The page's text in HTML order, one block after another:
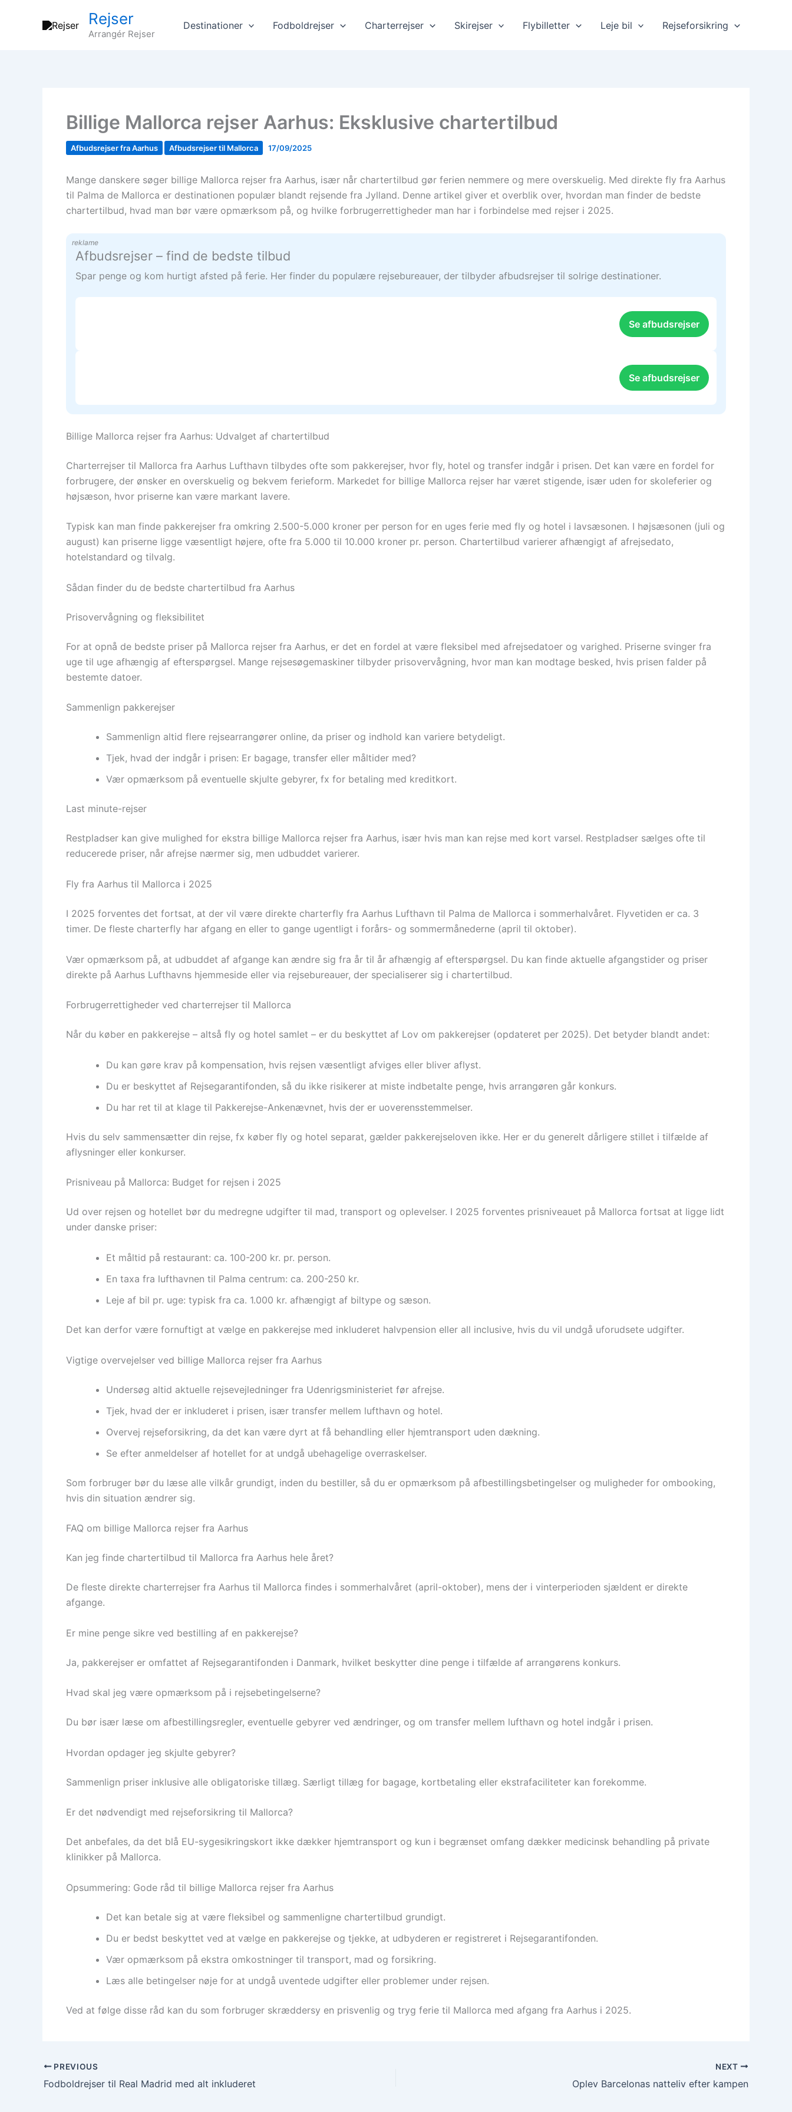
Rejser
Arrangér Rejser
Destinationer Fodboldrejser Charterrejser Skirejser Flybilletter Leje bil Rejseforsikring
Billige Mallorca rejser Aarhus: Eksklusive chartertilbud
Afbudsrejser fra Aarhus Afbudsrejser til Mallorca 17/09/2025
Mange danskere søger billige Mallorca rejser fra Aarhus, især når chartertilbud gør ferien nemmere og mere overskuelig. Med direkte fly fra Aarhus
til Palma de Mallorca er destinationen populær blandt rejsende fra Jylland. Denne artikel giver et overblik over, hvordan man finder de bedste
chartertilbud, hvad man bør være opmærksom på, og hvilke forbrugerrettigheder man har i forbindelse med rejser i 2025.
reklame
Afbudsrejser – find de bedste tilbud
Spar penge og kom hurtigt afsted på ferie. Her finder du populære rejsebureauer, der tilbyder afbudsrejser til solrige destinationer.
Se afbudsrejser
Se afbudsrejser
Billige Mallorca rejser fra Aarhus: Udvalget af chartertilbud
Charterrejser til Mallorca fra Aarhus Lufthavn tilbydes ofte som pakkerejser, hvor fly, hotel og transfer indgår i prisen. Det kan være en fordel for
forbrugere, der ønsker en overskuelig og bekvem ferieform. Markedet for billige Mallorca rejser har været stigende, især uden for skoleferier og
højsæson, hvor priserne kan være markant lavere.
Typisk kan man finde pakkerejser fra omkring 2.500-5.000 kroner per person for en uges ferie med fly og hotel i lavsæsonen. I højsæsonen (juli og
august) kan priserne ligge væsentligt højere, ofte fra 5.000 til 10.000 kroner pr. person. Chartertilbud varierer afhængigt af afrejsedato,
hotelstandard og tilvalg.
Sådan finder du de bedste chartertilbud fra Aarhus
Prisovervågning og fleksibilitet
For at opnå de bedste priser på Mallorca rejser fra Aarhus, er det en fordel at være fleksibel med afrejsedatoer og varighed. Priserne svinger fra
uge til uge afhængig af efterspørgsel. Mange rejsesøgemaskiner tilbyder prisovervågning, hvor man kan modtage besked, hvis prisen falder på
bestemte datoer.
Sammenlign pakkerejser
Sammenlign altid flere rejsearrangører online, da priser og indhold kan variere betydeligt.
Tjek, hvad der indgår i prisen: Er bagage, transfer eller måltider med?
Vær opmærksom på eventuelle skjulte gebyrer, fx for betaling med kreditkort.
Last minute-rejser
Restpladser kan give mulighed for ekstra billige Mallorca rejser fra Aarhus, især hvis man kan rejse med kort varsel. Restpladser sælges ofte til
reducerede priser, når afrejse nærmer sig, men udbuddet varierer.
Fly fra Aarhus til Mallorca i 2025
I 2025 forventes det fortsat, at der vil være direkte charterfly fra Aarhus Lufthavn til Palma de Mallorca i sommerhalvåret. Flyvetiden er ca. 3
timer. De fleste charterfly har afgang en eller to gange ugentligt i forårs- og sommermånederne (april til oktober).
Vær opmærksom på, at udbuddet af afgange kan ændre sig fra år til år afhængig af efterspørgsel. Du kan finde aktuelle afgangstider og priser
direkte på Aarhus Lufthavns hjemmeside eller via rejsebureauer, der specialiserer sig i chartertilbud.
Forbrugerrettigheder ved charterrejser til Mallorca
Når du køber en pakkerejse – altså fly og hotel samlet – er du beskyttet af Lov om pakkerejser (opdateret per 2025). Det betyder blandt andet:
Du kan gøre krav på kompensation, hvis rejsen væsentligt afviges eller bliver aflyst.
Du er beskyttet af Rejsegarantifonden, så du ikke risikerer at miste indbetalte penge, hvis arrangøren går konkurs.
Du har ret til at klage til Pakkerejse-Ankenævnet, hvis der er uoverensstemmelser.
Hvis du selv sammensætter din rejse, fx køber fly og hotel separat, gælder pakkerejseloven ikke. Her er du generelt dårligere stillet i tilfælde af
aflysninger eller konkurser.
Prisniveau på Mallorca: Budget for rejsen i 2025
Ud over rejsen og hotellet bør du medregne udgifter til mad, transport og oplevelser. I 2025 forventes prisniveauet på Mallorca fortsat at ligge lidt
under danske priser:
Et måltid på restaurant: ca. 100-200 kr. pr. person.
En taxa fra lufthavnen til Palma centrum: ca. 200-250 kr.
Leje af bil pr. uge: typisk fra ca. 1.000 kr. afhængigt af biltype og sæson.
Det kan derfor være fornuftigt at vælge en pakkerejse med inkluderet halvpension eller all inclusive, hvis du vil undgå uforudsete udgifter.
Vigtige overvejelser ved billige Mallorca rejser fra Aarhus
Undersøg altid aktuelle rejsevejledninger fra Udenrigsministeriet før afrejse.
Tjek, hvad der er inkluderet i prisen, især transfer mellem lufthavn og hotel.
Overvej rejseforsikring, da det kan være dyrt at få behandling eller hjemtransport uden dækning.
Se efter anmeldelser af hotellet for at undgå ubehagelige overraskelser.
Som forbruger bør du læse alle vilkår grundigt, inden du bestiller, så du er opmærksom på afbestillingsbetingelser og muligheder for ombooking,
hvis din situation ændrer sig.
FAQ om billige Mallorca rejser fra Aarhus
Kan jeg finde chartertilbud til Mallorca fra Aarhus hele året?
De fleste direkte charterrejser fra Aarhus til Mallorca findes i sommerhalvåret (april-oktober), mens der i vinterperioden sjældent er direkte
afgange.
Er mine penge sikre ved bestilling af en pakkerejse?
Ja, pakkerejser er omfattet af Rejsegarantifonden i Danmark, hvilket beskytter dine penge i tilfælde af arrangørens konkurs.
Hvad skal jeg være opmærksom på i rejsebetingelserne?
Du bør især læse om afbestillingsregler, eventuelle gebyrer ved ændringer, og om transfer mellem lufthavn og hotel indgår i prisen.
Hvordan opdager jeg skjulte gebyrer?
Sammenlign priser inklusive alle obligatoriske tillæg. Særligt tillæg for bagage, kortbetaling eller ekstrafaciliteter kan forekomme.
Er det nødvendigt med rejseforsikring til Mallorca?
Det anbefales, da det blå EU-sygesikringskort ikke dækker hjemtransport og kun i begrænset omfang dækker medicinsk behandling på private
klinikker på Mallorca.
Opsummering: Gode råd til billige Mallorca rejser fra Aarhus
Det kan betale sig at være fleksibel og sammenligne chartertilbud grundigt.
Du er bedst beskyttet ved at vælge en pakkerejse og tjekke, at udbyderen er registreret i Rejsegarantifonden.
Vær opmærksom på ekstra omkostninger til transport, mad og forsikring.
Læs alle betingelser nøje for at undgå uventede udgifter eller problemer under rejsen.
Ved at følge disse råd kan du som forbruger skræddersy en prisvenlig og tryg ferie til Mallorca med afgang fra Aarhus i 2025.
PREVIOUS
Fodboldrejser til Real Madrid med alt inkluderet
NEXT
Oplev Barcelonas natteliv efter kampen